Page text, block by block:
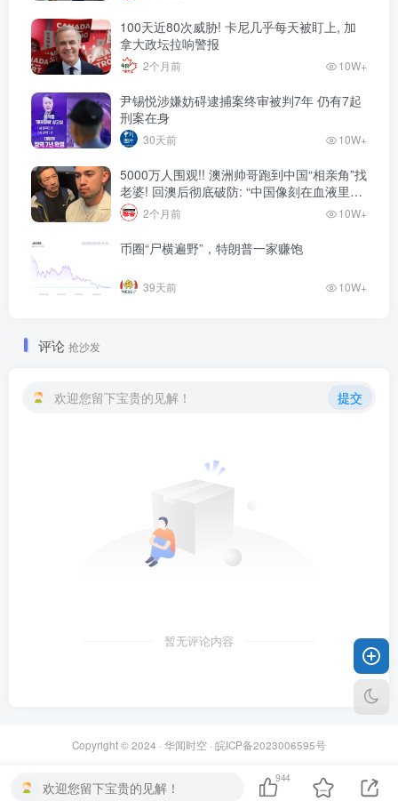
100天近80次威胁! 卡尼几乎每天被盯上, 加
拿大政坛拉响警报
2个月前 10W+
尹锡悦涉嫌妨碍逮捕案终审被判7年 仍有7起
刑案在身
30天前 10W+
5000万人围观!! 澳洲帅哥跑到中国“相亲角”找
老婆! 回澳后彻底破防: “中国像刻在血液里的
家”! 全网疯狂热议…
2个月前 10W+
币圈“尸横遍野”，特朗普一家赚饱
39天前 10W+
评论 抢沙发
欢迎您留下宝贵的见解！ 提交
暂无评论内容
Copyright © 2024 · 华闻时空 · 皖ICP备2023006595号
欢迎您留下宝贵的见解！
944